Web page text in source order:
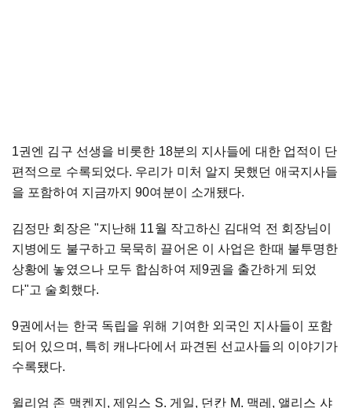
1권엔 김구 선생을 비롯한 18분의 지사들에 대한 업적이 단
편적으로 수록되었다. 우리가 미처 알지 못했던 애국지사들
을 포함하여 지금까지 90여분이 소개됐다.
김정만 회장은 "지난해 11월 작고하신 김대억 전 회장님이
지병에도 불구하고 묵묵히 끌어온 이 사업은 한때 불투명한
상황에 놓였으나 모두 합심하여 제9권을 출간하게 되었
다"고 술회했다.
9권에서는 한국 독립을 위해 기여한 외국인 지사들이 포함
되어 있으며, 특히 캐나다에서 파견된 선교사들의 이야기가
수록됐다.
윌리엄 존 맥켄지, 제임스 S. 게일, 던칸 M. 맥레, 앨리스 샤